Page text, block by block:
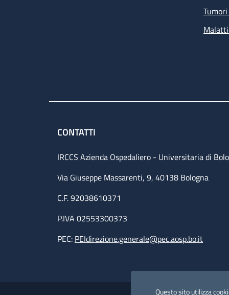
Questo sito utilizza
CONTATTI
IRCCS Azienda Ospedaliero - Universitaria di
Via Giuseppe Massarenti, 9, 40138 Bologna
C.F. 92038610371
P.IVA 02553300373
PEC: PEIdirezione.generale@pec.aosp.bo.it